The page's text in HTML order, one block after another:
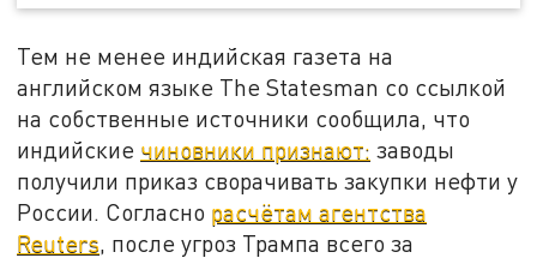
Тем не менее индийская газета на
английском языке The Statesman со ссылкой
на собственные источники сообщила, что
индийские чиновники признают: заводы
получили приказ сворачивать закупки нефти у
России. Согласно расчётам агентства
Reuters, после угроз Трампа всего за